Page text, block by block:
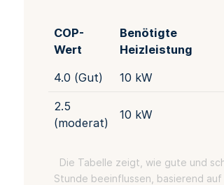
COP-
Wert
Benötigte
Heizleistung
4.0 (Gut)
10 kW
2.5
(moderat)
10 kW
Die Tabelle zeigt, wie gute und
Stunde beeinflussen, basierend